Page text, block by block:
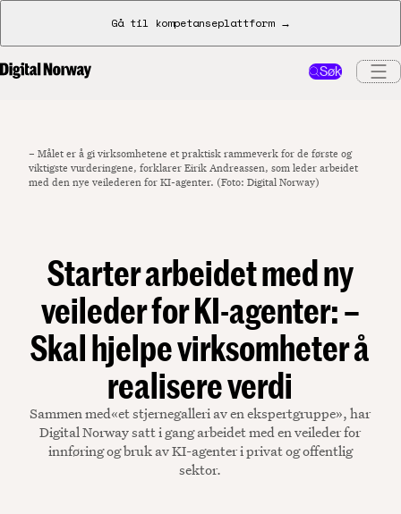
Gå til kompetanseplattform →
Søk
– Målet er å gi virksomhetene et praktisk rammeverk for de første og
viktigste vurderingene, forklarer Eirik Andreassen, som leder arbeidet
med den nye veilederen for KI-agenter. (Foto: Digital Norway)
Starter arbeidet med ny
veileder for KI-agenter: –
Skal hjelpe virksomheter å
realisere verdi
Sammen med«et stjernegalleri av en ekspertgruppe», har
Digital Norway satt i gang arbeidet med en veileder for
innføring og bruk av KI-agenter i privat og offentlig
sektor.